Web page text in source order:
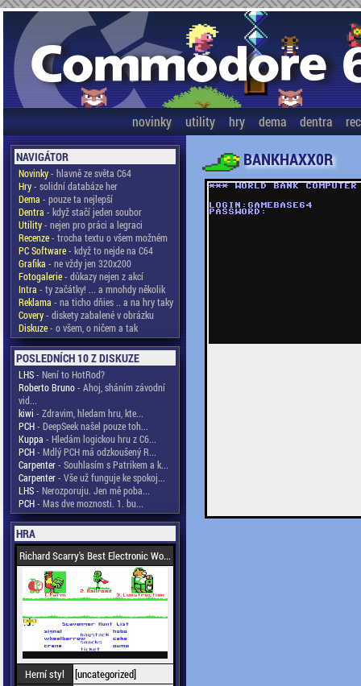
novinky utility hry dema dentra
NAVIGÁTOR
Novinky- hlavně ze světa C64
Hry- solidní databáze her
Dema - pouze ta nejlepší
Dentra - když stačí jeden soubor
Utility- nejen pro práci a legraci
Recenze- trocha textu o všem možném
PC Software- když to nejde na C64
Grafika - ne vždy jen 320x200
Fotogalerie- důkazy nejen z akcí
Intra - ty začátky! ... a mnohdy několik
Reklama - na ticho dňies .. a na hry taky
Covery- diskety zabalené v obrázku
Diskuze- o všem, o ničem a tak
POSLEDNÍCH 10 Z DISKUZE
LHS- Není to HotRod?
Roberto Bruno- Ahoj, sháním závodní
vid...
kiwi - Zdravim, hledam hru, kte...
PCH- DeepSeek našel pouze toh...
Kuppa - Hledám logickou hru z C6...
PCH- Mdlý PCH má odzkoušený R...
Carpenter- Souhlasím s Patrikem a k...
Carpenter- Vše už funguje ke spokoj...
LHS- Nerozporuju. Jen mě poba...
PCH- Mas dve moznosti. 1. bu...
HRA
Richard Scarry's Best Electronic Wo...
Herní styl
[uncategorized]
BANKHAXX0R